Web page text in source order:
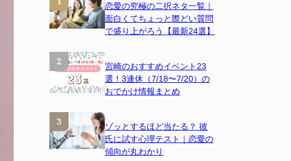
恋愛の究極の二択ネタ一覧｜
面白くてちょっと際どい質問
で盛り上がろう【最新24選】
宮崎のおすすめイベント23
選！3連休（7/18〜7/20）の
おでかけ情報まとめ
ゾッとするほど当たる？ 彼
氏に試す心理テスト｜恋愛の
傾向が丸わかり